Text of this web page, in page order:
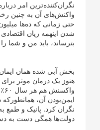
نگران‌کننده‌ترین امر
واکنش‌های آن به چنین
حتی زمانی که ده‌ها
بترساند، باید من و شما
بخش آبی شده همان
هنوز یک درمان موثر
ایمن‌بودن آن،
نگران کرد. پانیک و طمع
دولت‌ها همگی دست به